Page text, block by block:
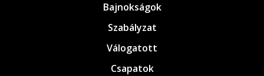
Bajnokságok
Szabályzat
Válogatott
Csapatok